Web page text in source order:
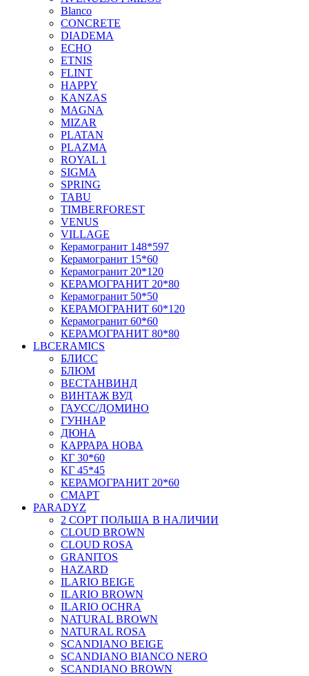
Blanco
CONCRETE
DIADEMA
ECHO
ETNIS
FLINT
HAPPY
KANZAS
MAGNA
MIZAR
PLATAN
PLAZMA
ROYAL 1
SIGMA
SPRING
TABU
TIMBERFOREST
VENUS
VILLAGE
Керамогранит 148*597
Керамогранит 15*60
Керамогранит 20*120
КЕРАМОГРАНИТ 20*80
Керамогранит 50*50
КЕРАМОГРАНИТ 60*120
Керамогранит 60*60
КЕРАМОГРАНИТ 80*80
LBCERAMICS
БЛИСС
БЛЮМ
ВЕСТАНВИНД
ВИНТАЖ ВУД
ГАУСС/ДОМИНО
ГУННАР
ДЮНА
КАРРАРА НОВА
КГ 30*60
КГ 45*45
КЕРАМОГРАНИТ 20*60
СМАРТ
PARADYZ
2 СОРТ ПОЛЬША В НАЛИЧИИ
CLOUD BROWN
CLOUD ROSA
GRANITOS
HAZARD
ILARIO BEIGE
ILARIO BROWN
ILARIO OCHRA
NATURAL BROWN
NATURAL ROSA
SCANDIANO BEIGE
SCANDIANO BIANCO NERO
SCANDIANO BROWN